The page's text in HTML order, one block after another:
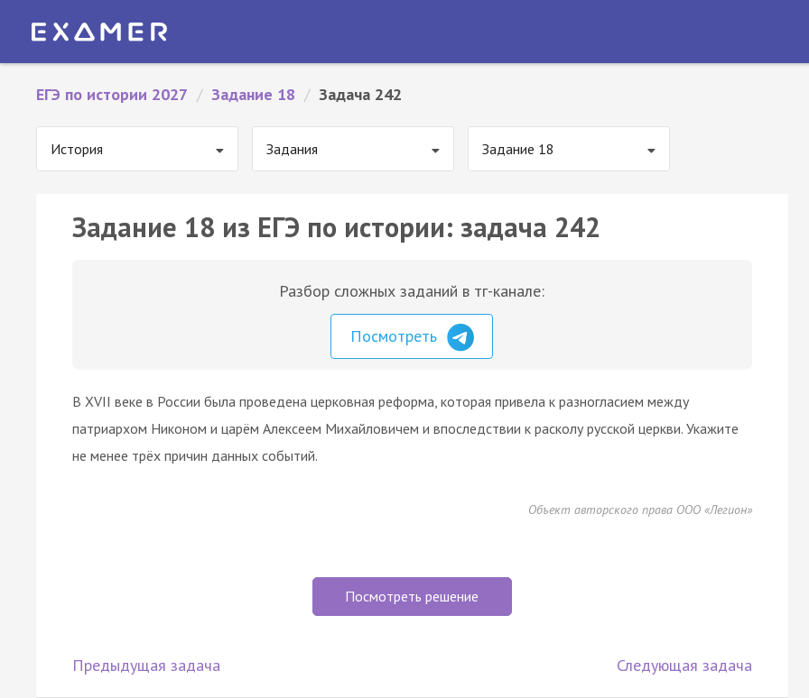
ЕГЭ по истории 2027 / Задание 18 / Задача 242
История Задания Задание 18
Задание 18 из ЕГЭ по истории: задача 242
Разбор сложных заданий в тг-канале:
Посмотреть
В XVII веке в России была проведена церковная реформа, которая привела к разногласием между
патриархом Никоном и царём Алексеем Михайловичем и впоследствии к расколу русской церкви. Укажите
не менее трёх причин данных событий.
Объект авторского права ООО «Легион»
Посмотреть решение
Предыдущая задача Следующая задача